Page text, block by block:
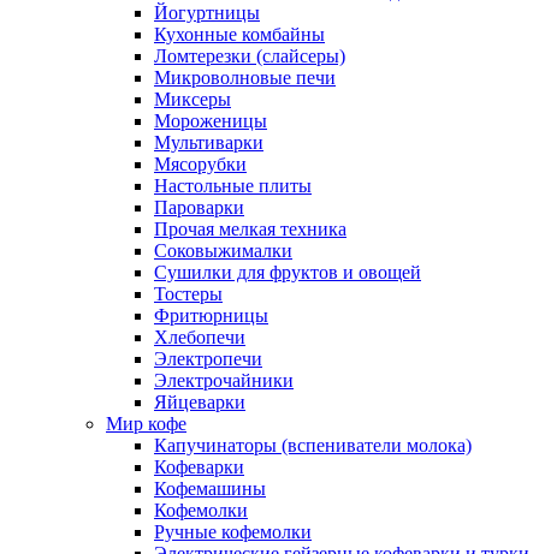
Йогуртницы
Кухонные комбайны
Ломтерезки (слайсеры)
Микроволновые печи
Миксеры
Мороженицы
Мультиварки
Мясорубки
Настольные плиты
Пароварки
Прочая мелкая техника
Соковыжималки
Сушилки для фруктов и овощей
Тостеры
Фритюрницы
Хлебопечи
Электропечи
Электрочайники
Яйцеварки
Мир кофе
Капучинаторы (вспениватели молока)
Кофеварки
Кофемашины
Кофемолки
Ручные кофемолки